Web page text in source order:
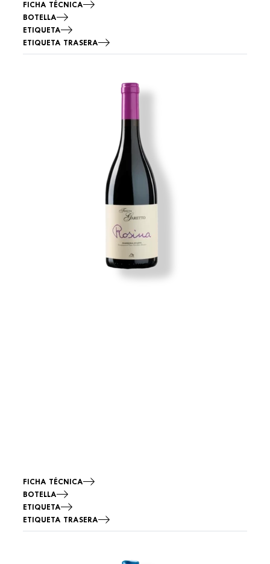
FICHA TÉCNICA
BOTELLA
ETIQUETA
ETIQUETA TRASERA
FICHA TÉCNICA
BOTELLA
ETIQUETA
ETIQUETA TRASERA